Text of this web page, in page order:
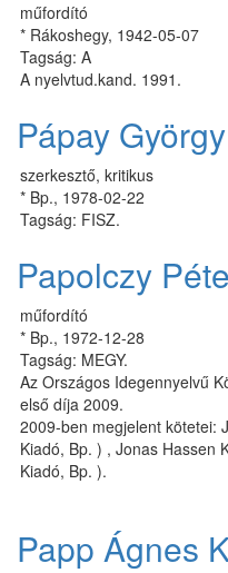
műfordító
* Rákoshegy, 1942-05-07
Tagság: A
A nyelvtud.kand. 1991.
Pápay György
szerkesztő, kritikus
* Bp., 1978-02-22
Tagság: FISZ.
Papolczy
műfordító
* Bp., 1972-12-28
Tagság: MEGY.
Az Országos Idegennyelvű
első díja 2009.
2009-ben megjelent kötetei:
Kiadó, Bp. ) , Jonas Hassen
Kiadó, Bp. ).
Papp Ágnes